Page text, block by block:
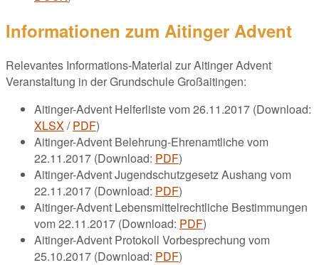
Informationen zum Aitinger Advent
Relevantes Informations-Material zur Aitinger Advent
Veranstaltung in der Grundschule Großaitingen:
Aitinger-Advent Helferliste vom 26.11.2017 (Download:
XLSX/PDF)
Aitinger-Advent Belehrung-Ehrenamtliche vom
22.11.2017 (Download: PDF)
Aitinger-Advent Jugendschutzgesetz Aushang vom
22.11.2017 (Download: PDF)
Aitinger-Advent Lebensmittelrechtliche Bestimmungen
vom 22.11.2017 (Download: PDF)
Aitinger-Advent Protokoll Vorbesprechung vom
25.10.2017 (Download: PDF)